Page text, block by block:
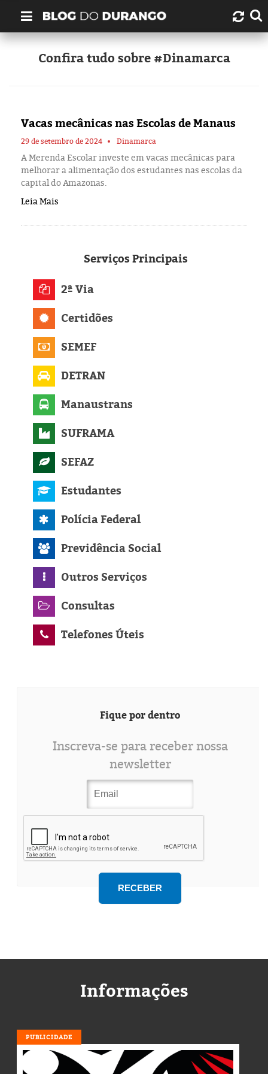
Quem é Durango Duarte?
Artigos
Amazonas
Eleições 2024
Confira tudo sobre #Dinamarca
Vacas mecânicas nas Escolas de Manaus
29 de setembro de 2024 Dinamarca
A Merenda Escolar investe em vacas mecânicas para
melhorar a alimentação dos estudantes nas escolas da
capital do Amazonas.
Leia Mais
ServiçosPrincipais
2ª Via
Certidões
SEMEF
DETRAN
Manaustrans
SUFRAMA
SEFAZ
Estudantes
Polícia Federal
Previdência Social
Outros Serviços
Consultas
Telefones Úteis
Fique por dentro
Inscreva-se para receber nossa
newsletter
Informações
PUBLICIDADE